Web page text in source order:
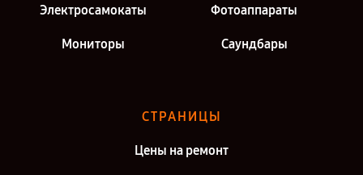
Электросамокаты Фотоаппараты
Мониторы Саундбары
СТРАНИЦЫ
Цены на ремонт